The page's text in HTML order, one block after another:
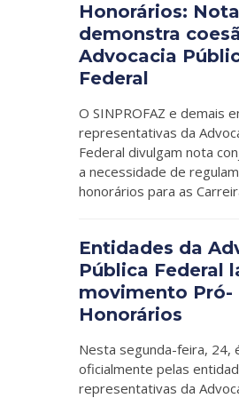
Honorários:
demonstra
Advocacia
Federal
O SINPROFAZ e demais
representativas da
Federal divulgam nota
a necessidade de
honorários para as
Entidades da
Pública Federal
movimento Pró-
Honorários
Nesta segunda-feira, 24,
oficialmente pelas
representativas da